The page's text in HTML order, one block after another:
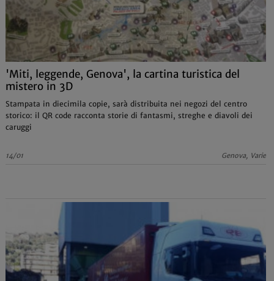
'Miti, leggende, Genova', la cartina turistica del
mistero in 3D
Stampata in diecimila copie, sarà distribuita nei negozi del centro
storico: il QR code racconta storie di fantasmi, streghe e diavoli dei
caruggi
14/01 Genova, Varie